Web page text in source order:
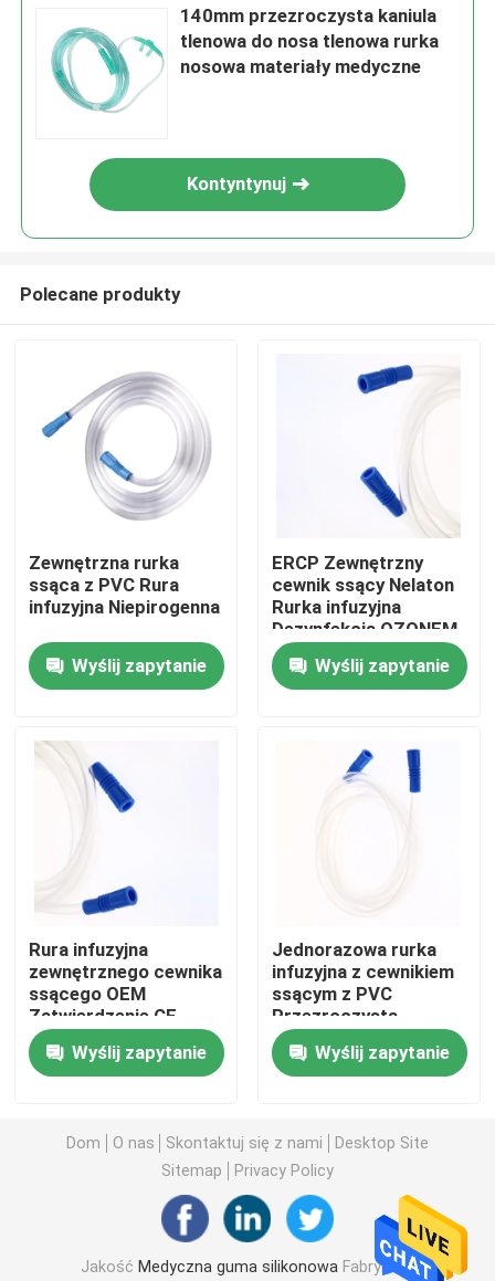
Dom
O nas
Kontrola jakości
Skontaktuj się z nami
Poprosić o wycenę
Medyczna guma silikonowa
Gumowy korek medyczny
Gumowy tłok strzykawki
140mm przezroczysta kaniula
tlenowa do nosa tlenowa rurka
nosowa materiały medyczne
Kontyntynuj
Polecane produkty
Zewnętrzna rurka
ssąca z PVC Rura
infuzyjna Niepirogenna
Wyślij zapytanie
ERCP Zewnętrzny
cewnik ssący Nelaton
Rurka infuzyjna
Dezynfekcja OZONEM
Wyślij zapytanie
Rura infuzyjna
zewnętrznego cewnika
ssącego OEM
Zatwierdzenie CE
ISO13485
Wyślij zapytanie
Jednorazowa rurka
infuzyjna z cewnikiem
ssącym z PVC
Przezroczysta,
zapobiegająca
składaniuWyślij zapytanie
Dom O nas Skontaktuj się z nami
Desktop Site
Sitemap
Privacy Policy
Jakość Medyczna guma silikonowa Fabryka w